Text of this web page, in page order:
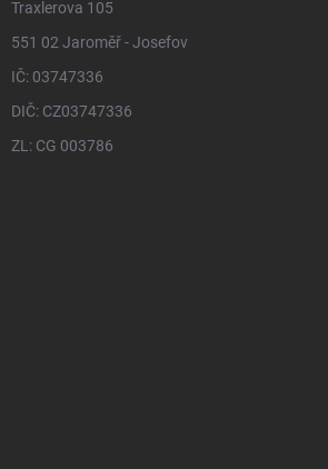
Traxlerova 105
551 02 Jaroměř - Josefov
IČ: 03747336
DIČ: CZ03747336
ZL: CG 003786